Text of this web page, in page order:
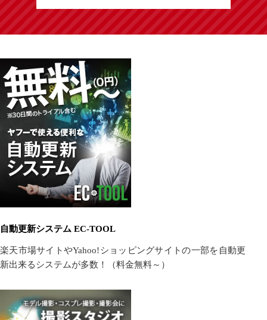
自動更新システム EC-TOOL
楽天市場サイトやYahoo!ショッピングサイトの一部を自動更
新出来るシステムが多数！（料金無料～）